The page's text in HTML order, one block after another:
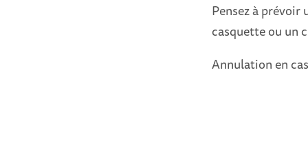
Pensez à prévoir
casquette ou un
Annulation en